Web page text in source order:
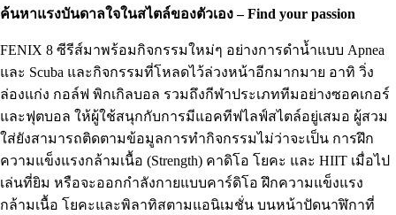
ค้นหาแรงบันดาลใจในสไตล์ของตัวเอง – Find your passion
FENIX 8 ซีรีส์มาพร้อมกิจกรรมใหม่ๆ อย่างการดำน้ำแบบ Apnea
และ Scuba และกิจกรรมที่โหลดไว้ล่วงหน้าอีกมากมาย อาทิ วิ่ง
ล่องแก่ง กอล์ฟ พิกเกิลบอล รวมถึงกีฬาประเภททีมอย่างซอคเกอร์
และฟุตบอล ให้ผู้ใช้สนุกกับการมีแอคทีฟไลฟ์สไตล์อยู่เสมอ ผู้สวม
ใส่ยังสามารถติดตามข้อมูลการทำกิจกรรมไม่ว่าจะเป็น การฝึก
ความแข็งแรงกล้ามเนื้อ (Strength) คาดิโอ โยคะ และ HIIT เมื่อไป
เล่นที่ยิม หรือจะออกกำลังกายแบบคาร์ดิโอ ฝึกความแข็งแรง
กล้ามเนื้อ โยคะและพิลาทิสตามแอนิเมชั่น บนหน้าปัดนาฬิกาที่